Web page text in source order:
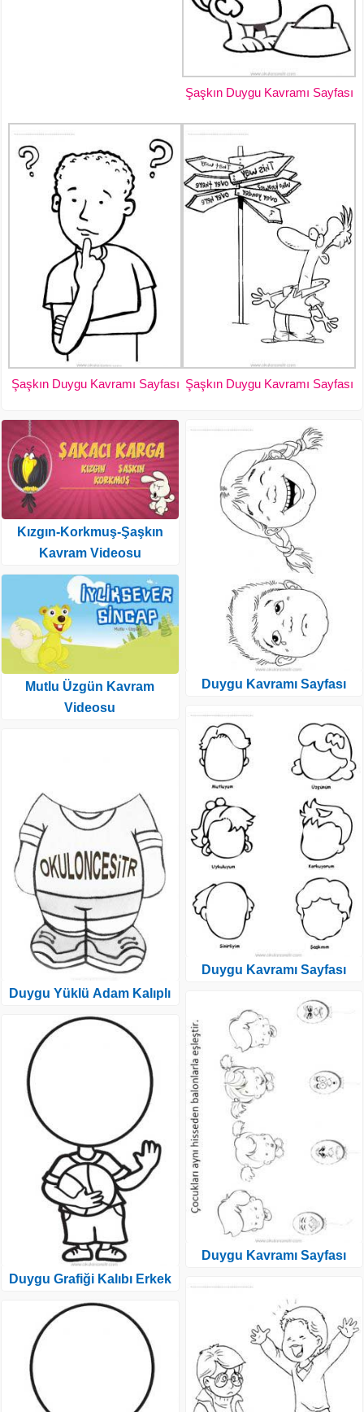
Şaşkın Duygu Kavramı Sayfası
Şaşkın Duygu Kavramı Sayfası Şaşkın Duygu Kavramı Sayfası
Kızgın-Korkmuş-Şaşkın
Kavram Videosu
Mutlu Üzgün Kavram
Videosu
Duygu Yüklü Adam Kalıplı
Duygu Grafiği Kalıbı Erkek
Duygu Kavramı Sayfası
Duygu Kavramı Sayfası
Duygu Kavramı Sayfası